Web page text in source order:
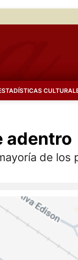
adentro
de los